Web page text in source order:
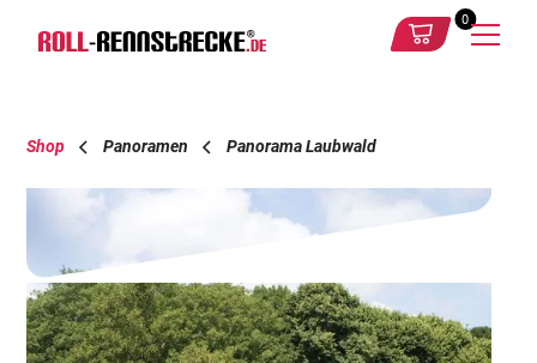
0
Shop Panoramen Panorama Laubwald